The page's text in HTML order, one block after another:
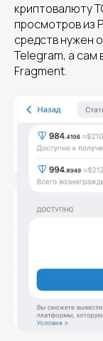
криптовалюту
просмотров из
средств нужен
Telegram, а сам
Fragment.